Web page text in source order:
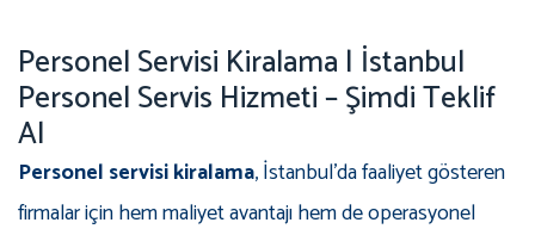
Personel Servisi Kiralama | İstanbul
Personel Servis Hizmeti – Şimdi Teklif
Al
Personel servisi kiralama, İstanbul’da faaliyet gösteren
firmalar için hem maliyet avantajı hem de operasyonel